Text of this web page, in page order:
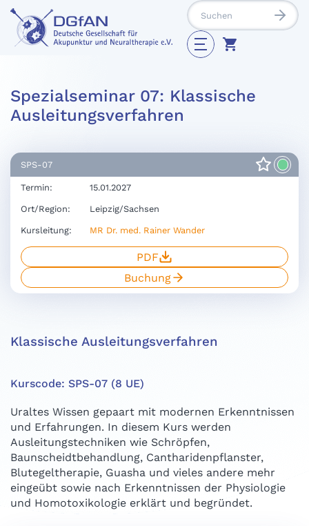
Spezialseminar 07: Klassische
Ausleitungsverfahren
SPS-07
Termin: 15.01.2027
Ort/Region: Leipzig/Sachsen
Kursleitung: MR Dr. med. Rainer Wander
PDF
Buchung
Klassische Ausleitungsverfahren
Kurscode: SPS-07 (8 UE)
Uraltes Wissen gepaart mit modernen Erkenntnissen
und Erfahrungen. In diesem Kurs werden
Ausleitungstechniken wie Schröpfen,
Baunscheidtbehandlung, Cantharidenpflanster,
Blutegeltherapie, Guasha und vieles andere mehr
eingeübt sowie nach Erkenntnissen der Physiologie
und Homotoxikologie erklärt und begründet.